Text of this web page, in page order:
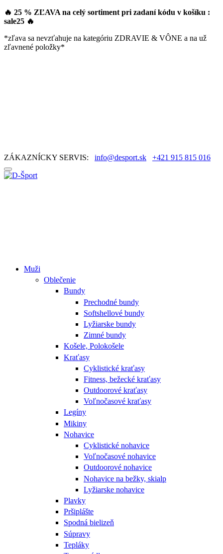
🔥 25 % ZĽAVA na celý sortiment pri zadaní kódu v košíku :
sale25 🔥
*zľava sa nevzťahuje na kategóriu ZDRAVIE & VÔNE a na už
zľavnené položky*
ZÁKAZNÍCKY SERVIS: info@desport.sk +421 915 815 016
Muži
Oblečenie
Bundy
Prechodné bundy
Softshellové bundy
Lyžiarske bundy
Zimné bundy
Košele, Polokošele
Kraťasy
Cyklistické kraťasy
Fitness, bežecké kraťasy
Outdoorové kraťasy
Voľnočasové kraťasy
Legíny
Mikiny
Nohavice
Cyklistické nohavice
Voľnočasové nohavice
Outdoorové nohavice
Nohavice na bežky, skialp
Lyžiarske nohavice
Plavky
Pršiplášte
Spodná bielizeň
Súpravy
Tepláky